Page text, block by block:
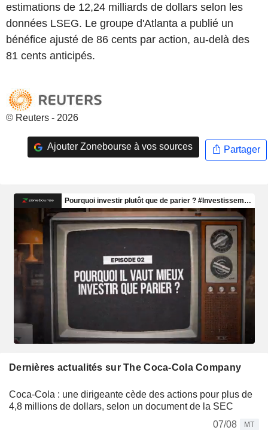
estimations de 12,24 milliards de dollars selon les
données LSEG. Le groupe d'Atlanta a publié un
bénéfice ajusté de 86 cents par action, au-delà des
81 cents anticipés.
© Reuters - 2026
Ajouter Zonebourse à vos sources Partager
Dernières actualités sur The Coca-Cola Company
Coca-Cola : une dirigeante cède des actions pour plus de
4,8 millions de dollars, selon un document de la SEC
07/08
MT